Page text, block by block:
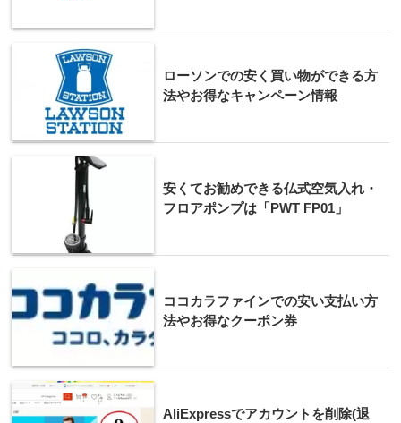
ローソンでの安く買い物ができる方
法やお得なキャンペーン情報
安くてお勧めできる仏式空気入れ・
フロアポンプは「PWT FP01」
ココカラファインでの安い支払い方
法やお得なクーポン券
AliExpressでアカウントを削除(退